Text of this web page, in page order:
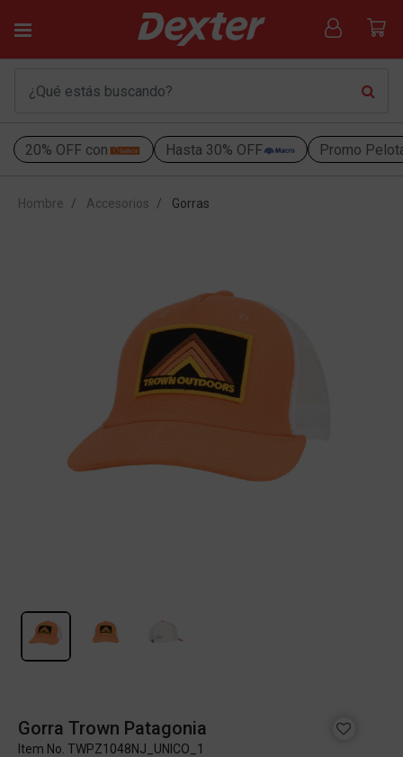
20% OFF con Hasta 30% OFF Promo
Hombre Accesorios Gorras
Gorra Trown Patagonia
Item No. TWPZ1048NJ_UNICO_1